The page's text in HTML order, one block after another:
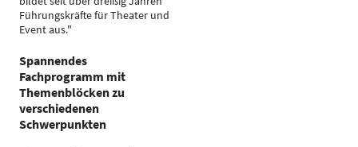
Führungskräfte für Theater und
Event aus."
Spannendes
Fachprogramm mit
Themenblöcken zu
verschiedenen
Schwerpunkten